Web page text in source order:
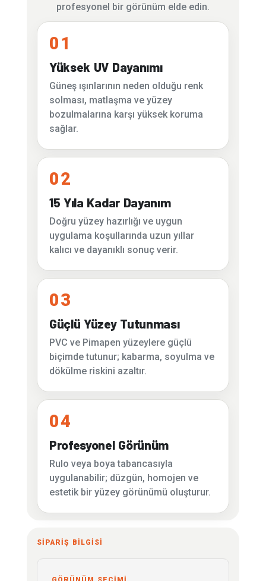
profesyonel bir görünüm elde edin.
01
Yüksek UV Dayanımı
Güneş ışınlarının neden olduğu renk
solması, matlaşma ve yüzey
bozulmalarına karşı yüksek koruma
sağlar.
02
15 Yıla Kadar Dayanım
Doğru yüzey hazırlığı ve uygun
uygulama koşullarında uzun yıllar
kalıcı ve dayanıklı sonuç verir.
03
Güçlü Yüzey Tutunması
PVC ve Pimapen yüzeylere güçlü
biçimde tutunur; kabarma, soyulma ve
dökülme riskini azaltır.
04
Profesyonel Görünüm
Rulo veya boya tabancasıyla
uygulanabilir; düzgün, homojen ve
estetik bir yüzey görünümü oluşturur.
SİPARİŞ BİLGİSİ